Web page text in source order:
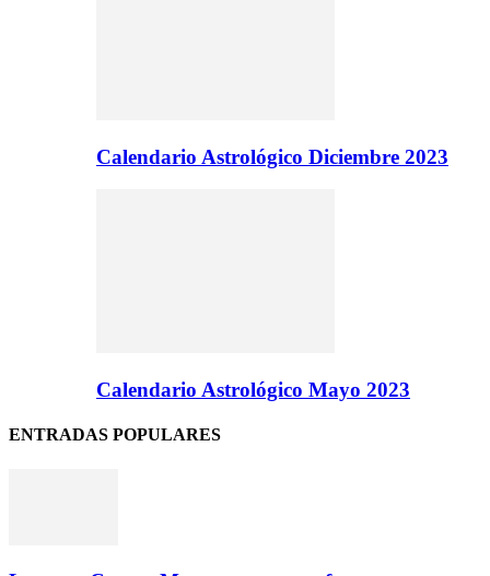
Calendario Astrológico Diciembre 2023
Calendario Astrológico Mayo 2023
ENTRADAS POPULARES